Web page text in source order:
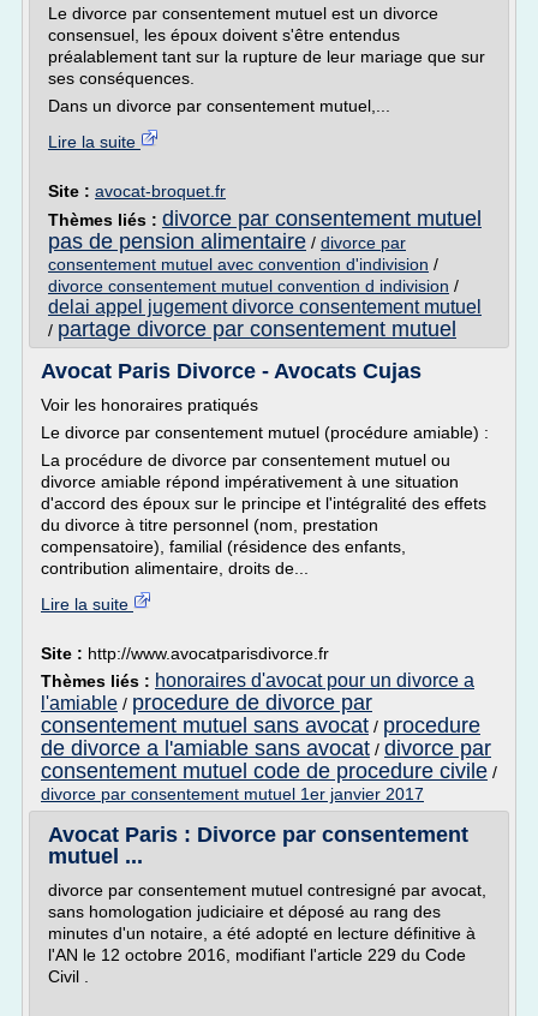
Le divorce par consentement mutuel est un divorce
consensuel, les époux doivent s'être entendus
préalablement tant sur la rupture de leur mariage que sur
ses conséquences.
Dans un divorce par consentement mutuel,...
Lire la suite
Site : avocat-broquet.fr
Thèmes liés : divorce par consentement mutuel
pas de pension alimentaire / divorce par
consentement mutuel avec convention d'indivision /
divorce consentement mutuel convention d indivision /
delai appel jugement divorce consentement mutuel
/ partage divorce par consentement mutuel
Avocat Paris Divorce - Avocats Cujas
Voir les honoraires pratiqués
Le divorce par consentement mutuel (procédure amiable) :
La procédure de divorce par consentement mutuel ou
divorce amiable répond impérativement à une situation
d'accord des époux sur le principe et l'intégralité des effets
du divorce à titre personnel (nom, prestation
compensatoire), familial (résidence des enfants,
contribution alimentaire, droits de...
Lire la suite
Site : http://www.avocatparisdivorce.fr
Thèmes liés : honoraires d'avocat pour un divorce a
l'amiable / procedure de divorce par
consentement mutuel sans avocat / procedure
de divorce a l'amiable sans avocat / divorce par
consentement mutuel code de procedure civile /
divorce par consentement mutuel 1er janvier 2017
Avocat Paris : Divorce par consentement
mutuel ...
divorce par consentement mutuel contresigné par avocat,
sans homologation judiciaire et déposé au rang des
minutes d'un notaire, a été adopté en lecture définitive à
l'AN le 12 octobre 2016, modifiant l'article 229 du Code
Civil .